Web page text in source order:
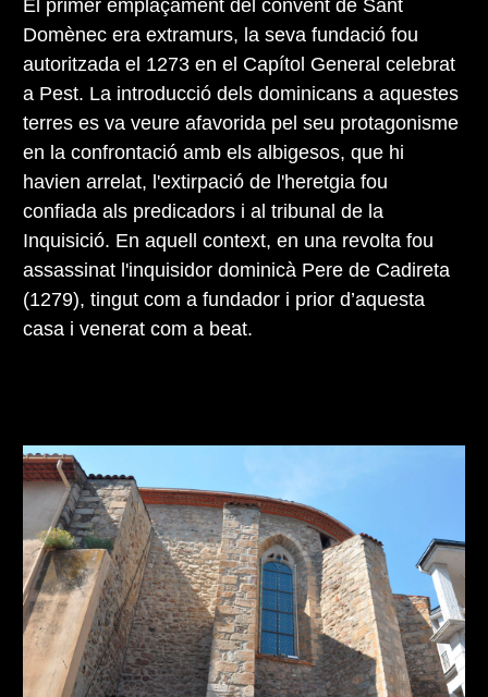
El primer emplaçament del convent de Sant
Domènec era extramurs, la seva fundació fou
autoritzada el 1273 en el Capítol General celebrat
a Pest. La introducció dels dominicans a aquestes
terres es va veure afavorida pel seu protagonisme
en la confrontació amb els albigesos, que hi
havien arrelat, l'extirpació de l'heretgia fou
confiada als predicadors i al tribunal de la
Inquisició. En aquell context, en una revolta fou
assassinat l'inquisidor dominicà Pere de Cadireta
(1279), tingut com a fundador i prior d’aquesta
casa i venerat com a beat.